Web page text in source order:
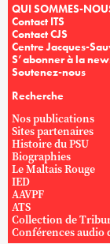
QUI SOMMES-
Contact ITS
Contact CJS
Centre Jacques-
S’abonner à la
Soutenez-nous
Recherche
Nos publications
Sites partenaires
Histoire du PSU
Biographies
Le Maltais Rouge
IED
AAVPF
ATS
Collection de
Conférences audio